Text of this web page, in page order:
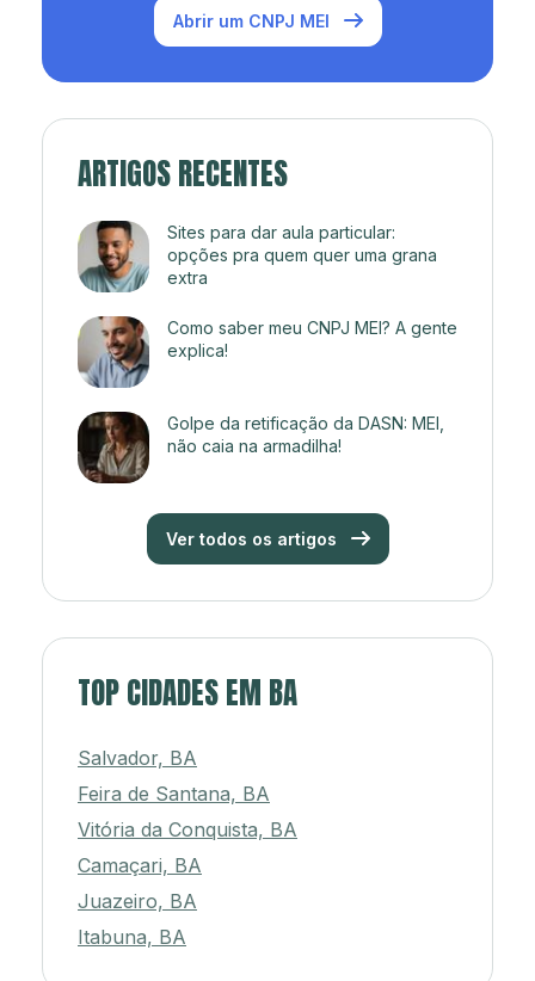
Abrir um CNPJ MEI
ARTIGOS RECENTES
Sites para dar aula particular:
opções pra quem quer uma grana
extra
Como saber meu CNPJ MEI? A gente
explica!
Golpe da retificação da DASN: MEI,
não caia na armadilha!
Ver todos os artigos
TOP CIDADES EM BA
Salvador, BA
Feira de Santana, BA
Vitória da Conquista, BA
Camaçari, BA
Juazeiro, BA
Itabuna, BA